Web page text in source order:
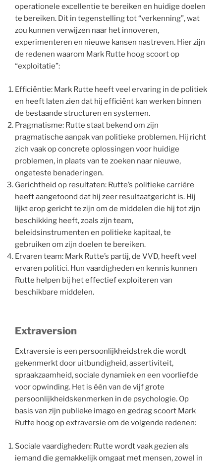
operationele excellentie te bereiken en huidige doelen
te bereiken. Dit in tegenstelling tot “verkenning”, wat
zou kunnen verwijzen naar het innoveren,
experimenteren en nieuwe kansen nastreven. Hier zijn
de redenen waarom Mark Rutte hoog scoort op
“exploitatie”:
Efficiëntie: Mark Rutte heeft veel ervaring in de politiek
en heeft laten zien dat hij efficiënt kan werken binnen
de bestaande structuren en systemen.
Pragmatisme: Rutte staat bekend om zijn
pragmatische aanpak van politieke problemen. Hij richt
zich vaak op concrete oplossingen voor huidige
problemen, in plaats van te zoeken naar nieuwe,
ongeteste benaderingen.
Gerichtheid op resultaten: Rutte’s politieke carrière
heeft aangetoond dat hij zeer resultaatgericht is. Hij
lijkt erop gericht te zijn om de middelen die hij tot zijn
beschikking heeft, zoals zijn team,
beleidsinstrumenten en politieke kapitaal, te
gebruiken om zijn doelen te bereiken.
Ervaren team: Mark Rutte’s partij, de VVD, heeft veel
ervaren politici. Hun vaardigheden en kennis kunnen
Rutte helpen bij het effectief exploiteren van
beschikbare middelen.
Extraversion
Extraversie is een persoonlijkheidstrek die wordt
gekenmerkt door uitbundigheid, assertiviteit,
spraakzaamheid, sociale dynamiek en een voorliefde
voor opwinding. Het is één van de vijf grote
persoonlijkheidskenmerken in de psychologie. Op
basis van zijn publieke imago en gedrag scoort Mark
Rutte hoog op extraversie om de volgende redenen:
Sociale vaardigheden: Rutte wordt vaak gezien als
iemand die gemakkelijk omgaat met mensen, zowel in